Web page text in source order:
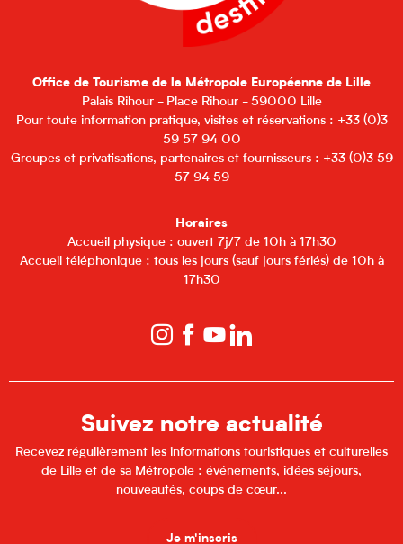
Office de Tourisme de la Métropole Européenne de Lille
Palais Rihour - Place Rihour - 59000 Lille
Pour toute information pratique, visites et réservations : +33 (0)3
59 57 94 00
Groupes et privatisations, partenaires et fournisseurs : +33 (0)3 59
57 94 59
Horaires
Accueil physique : ouvert 7j/7 de 10h à 17h30
Accueil téléphonique : tous les jours (sauf jours fériés) de 10h à
17h30
Suivez notre actualité
Recevez régulièrement les informations touristiques et culturelles
de Lille et de sa Métropole : événements, idées séjours,
nouveautés, coups de cœur...
Je m'inscris